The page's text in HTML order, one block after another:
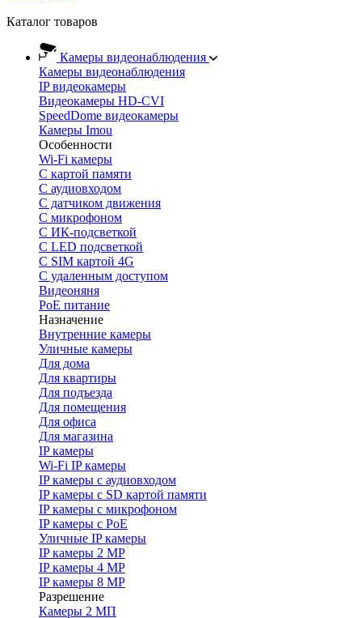
Каталог товаров
Камеры видеонаблюдения
Камеры видеонаблюдения
IP видеокамеры
Видеокамеры HD-CVI
SpeedDome видеокамеры
Камеры Imou
Особенности
Wi-Fi камеры
С картой памяти
С аудиовходом
С датчиком движения
С микрофоном
С ИК-подсветкой
С LED подсветкой
C SIM картой 4G
C удаленным доступом
Видеоняня
PoE питание
Назначение
Внутренние камеры
Уличные камеры
Для дома
Для квартиры
Для подъезда
Для помещения
Для офиса
Для магазина
IP камеры
Wi-Fi IP камеры
IP камеры с аудиовходом
IP камеры с SD картой памяти
IP камеры с микрофоном
IP камеры с PoE
Уличные IP камеры
IP камеры 2 MP
IP камеры 4 MP
IP камеры 8 MP
Разрешение
Камеры 2 МП